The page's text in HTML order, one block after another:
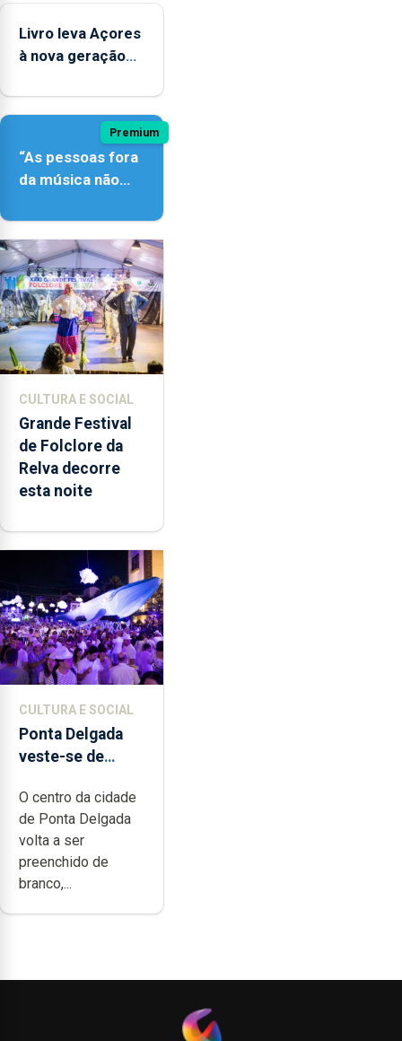
Livro leva Açores
à nova geração
Premium
“As pessoas fora
da música não
quão difícil é
produzir uma
música”
CULTURA E SOCIAL
Grande Festival
de Folclore da
Relva decorre
esta noite
CULTURA E SOCIAL
Ponta Delgada
veste-se de
O centro da cidade
de Ponta Delgada
volta a ser
preenchido de
branco,...